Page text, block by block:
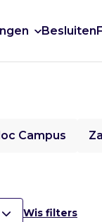
Besluiten
Campus
Wis filters